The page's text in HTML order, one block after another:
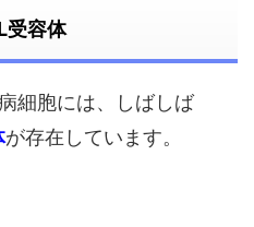
受容体
細胞には、しばしば
が存在しています。